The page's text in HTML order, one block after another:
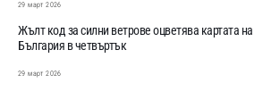
29 март 2026
Жълт код за силни ветрове оцветява картата на
България в четвъртък
29 март 2026